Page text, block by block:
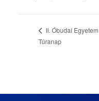
II. Óbudai Egyetem
Túranap